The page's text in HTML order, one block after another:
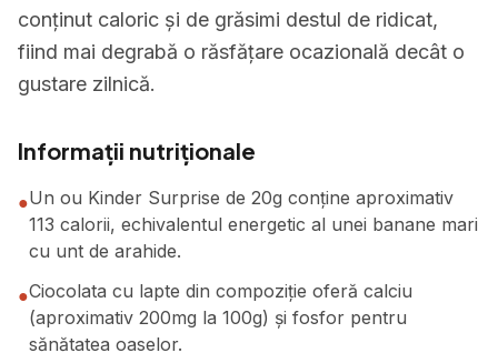
conținut caloric și de grăsimi destul de ridicat,
fiind mai degrabă o răsfățare ocazională decât o
gustare zilnică.
Informații nutriționale
●Un ou Kinder Surprise de 20g conține aproximativ
113 calorii, echivalentul energetic al unei banane mari
cu unt de arahide.
●Ciocolata cu lapte din compoziție oferă calciu
(aproximativ 200mg la 100g) și fosfor pentru
sănătatea oaselor.